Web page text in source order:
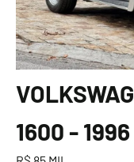
1600 - 1996